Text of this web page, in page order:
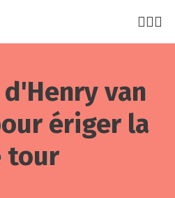
van
éri­ger la
tour